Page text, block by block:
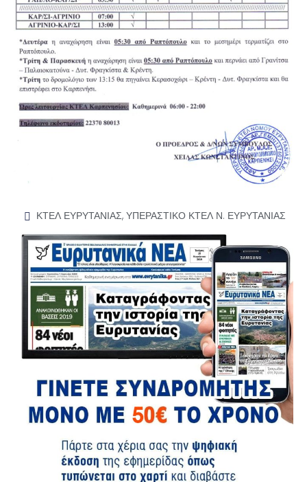
ΚΤΕΛ ΕΥΡΥΤΑΝΙΑΣ, ΥΠΕΡΑΣΤΙΚΟ ΚΤΕΛ Ν. ΕΥΡΥΤΑΝΙΑΣ